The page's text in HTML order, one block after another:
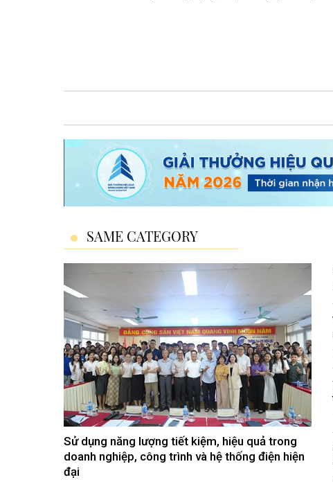
SAME CATEGORY
Sử dụng năng lượng tiết kiệm, hiệu quả trong
doanh nghiệp, công trình và hệ thống điện hiện
đại